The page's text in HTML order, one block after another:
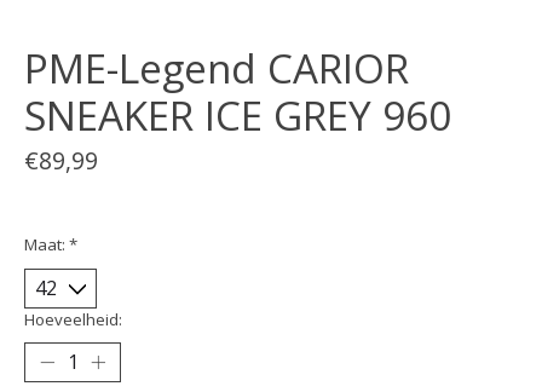
PME-Legend CARIOR
SNEAKER ICE GREY 960
€89,99
Maat: *
Hoeveelheid: